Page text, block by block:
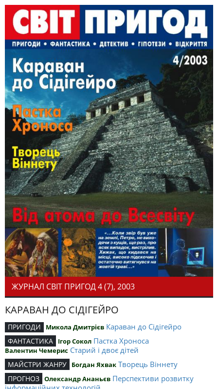
ЖУРНАЛ СВІТ ПРИГОД 4 (7), 2003
КАРАВАН ДО СІДІГЕЙРО
ПРИГОДИ Микола Дмитрієв Караван до Сідігейро
ФАНТАСТИКА Ігор Сокол Пастка Хроноса
Валентин Чемерис Старий і двоє дітей
МАЙСТРИ ЖАНРУ Богдан Яхвак Творець Віннету
ПРОГНОЗ Олександр Ананьєв Перспективи розвитку